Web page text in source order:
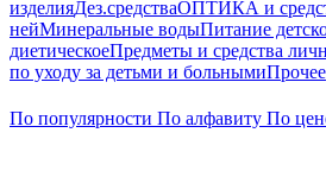
изделияДез.средстваОПТИКА и
нейМинеральные водыПитание
диетическоеПредметы и средства
по уходу за детьми и больнымиПрочее
По популярности По алфавиту По